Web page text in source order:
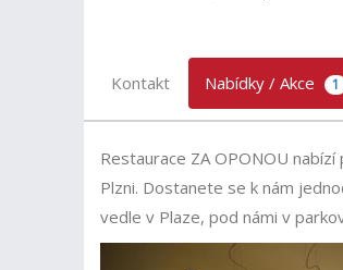
Kontakt Nabídky / Akce 1
Restaurace ZA OPONOU
Plzni. Dostanete se k nám
vedle v Plaze, pod námi v